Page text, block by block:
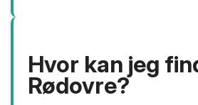
Hvor kan jeg
Rødovre?